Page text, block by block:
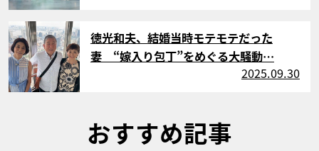
サムネイル
徳光和夫、結婚当時モテモテだった
妻 “嫁入り包丁”をめぐる大騒動…
2025.09.30
おすすめ記事